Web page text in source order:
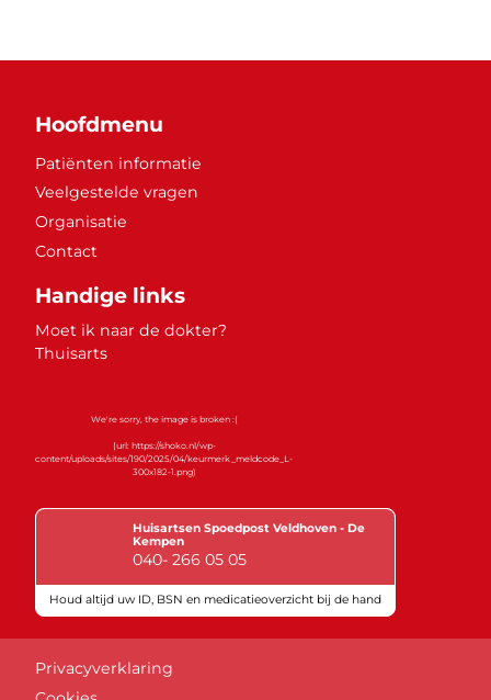
Hoofdmenu
Patiënten informatie
Veelgestelde vragen
Organisatie
Contact
Handige links
Moet ik naar de dokter?
Thuisarts
Huisartsen Spoedpost Veldhoven - De
Kempen
040- 266 05 05
Houd altijd uw ID, BSN en medicatieoverzicht bij de hand
Privacyverklaring